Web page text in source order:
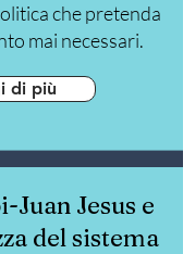
che pretenda
mai necessari.
di più
Juan Jesus e
del sistema